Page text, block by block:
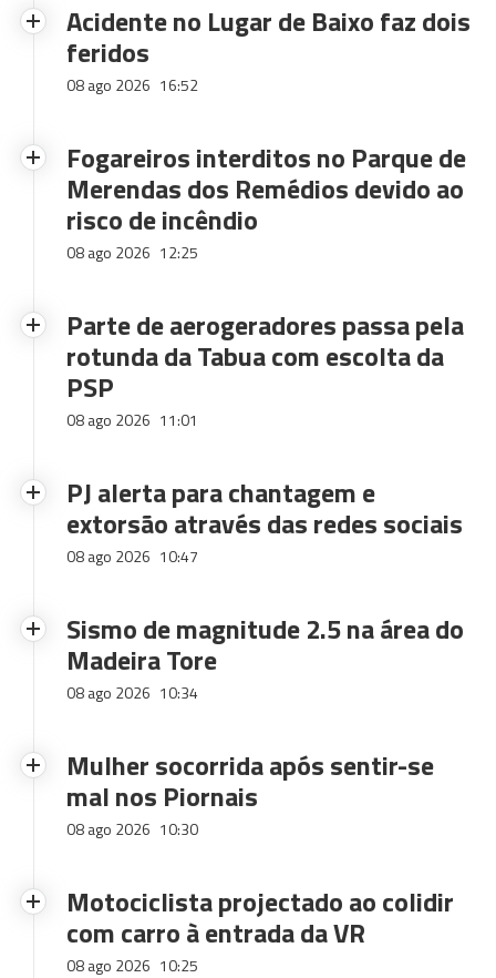
Acidente no Lugar de Baixo faz dois
feridos
08 ago 2026 16:52
Fogareiros interditos no Parque de
Merendas dos Remédios devido ao
risco de incêndio
08 ago 2026 12:25
Parte de aerogeradores passa pela
rotunda da Tabua com escolta da
PSP
08 ago 2026 11:01
PJ alerta para chantagem e
extorsão através das redes sociais
08 ago 2026 10:47
Sismo de magnitude 2.5 na área do
Madeira Tore
08 ago 2026 10:34
Mulher socorrida após sentir-se
mal nos Piornais
08 ago 2026 10:30
Motociclista projectado ao colidir
com carro à entrada da VR
08 ago 2026 10:25